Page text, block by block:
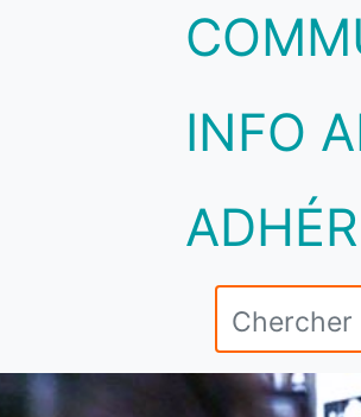
INFO